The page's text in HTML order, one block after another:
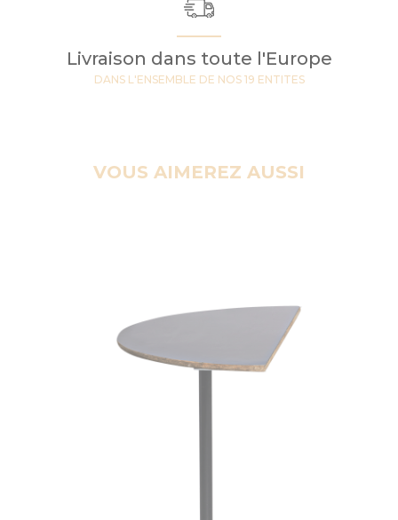
Livraison dans toute l'Europe
DANS L'ENSEMBLE DE NOS 19 ENTITES
VOUS AIMEREZ AUSSI